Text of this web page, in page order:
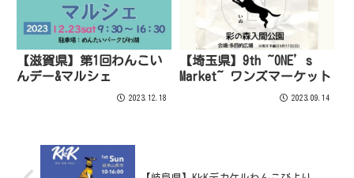
【滋賀県】第1回わんこい
んデー&マルシェ
2023.12.18
【埼玉県】9th ~ONE’s
Market~ ワンズマーケット
2023.09.14